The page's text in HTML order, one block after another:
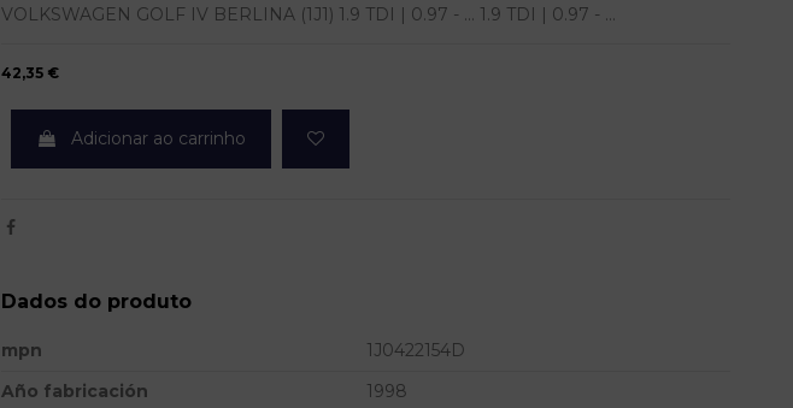
VOLKSWAGEN GOLF IV BERLINA (1J1) 1.9 TDI | 0.97 - ... 1.9 TDI | 0.97 - ...
42,35 €
Adicionar ao carrinho
Dados do produto
mpn
1J0422154D
Año fabricación
1998